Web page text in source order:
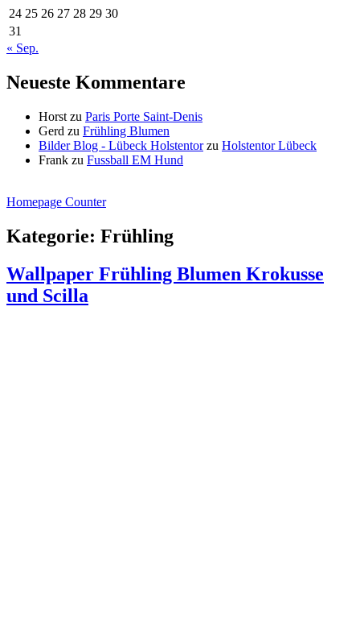
24 25 26 27 28 29 30
31
« Sep.
Neueste Kommentare
Horst zu Paris Porte Saint-Denis
Gerd zu Frühling Blumen
Bilder Blog - Lübeck Holstentorzu Holstentor Lübeck
Frank zu Fussball EM Hund
Homepage Counter
Kategorie: Frühling
Wallpaper Frühling Blumen Krokusse
und Scilla